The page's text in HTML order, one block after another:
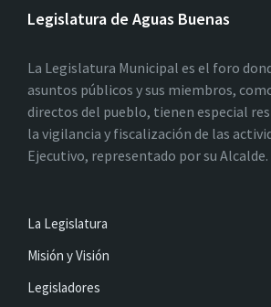
Legislatura de Aguas Buenas
La Legislatura Municipal es el foro
asuntos públicos y sus miembros,
directos del pueblo, tienen especial
la vigilancia y fiscalización de las
Ejecutivo, representado por su Alcalde.
La Legislatura
Misión y Visión
Legisladores